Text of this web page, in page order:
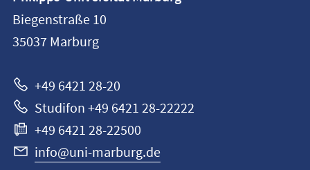
Philipps-
Universität
Marburg
Biegenstraße 10
35037 Marburg
+49 6421 28-20
Studifon +49 6421 28-22222
+49 6421 28-22500
info@uni-marburg.de